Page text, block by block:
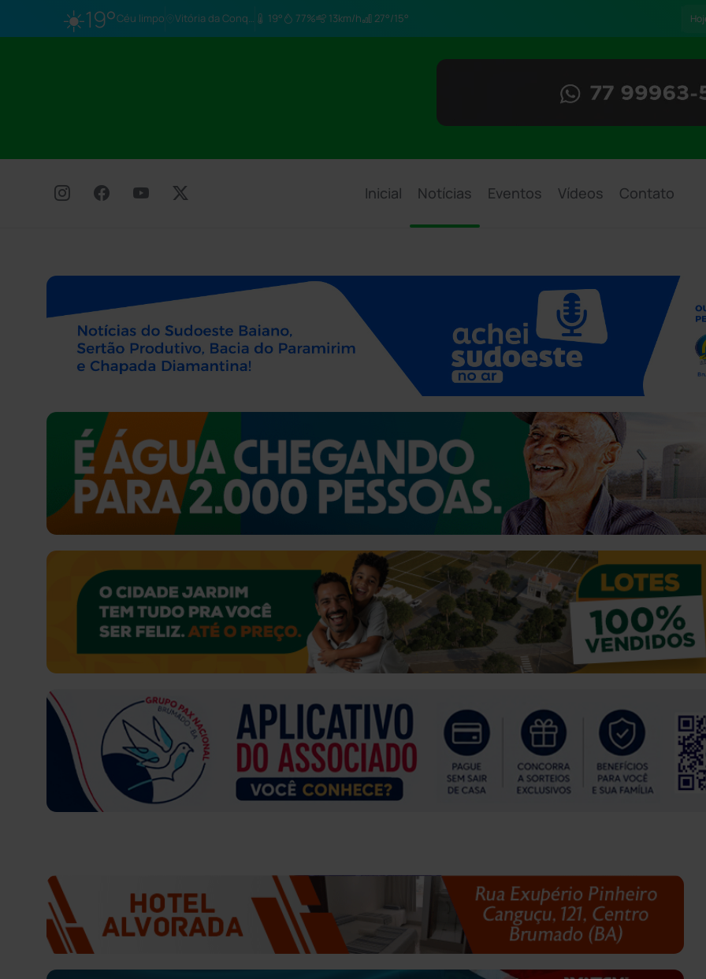
☀️19°Céu limpo Vitória da Conq… 19° 77% 13km/h 27°/15°
Inicial Notícias Eventos Vídeos Contato